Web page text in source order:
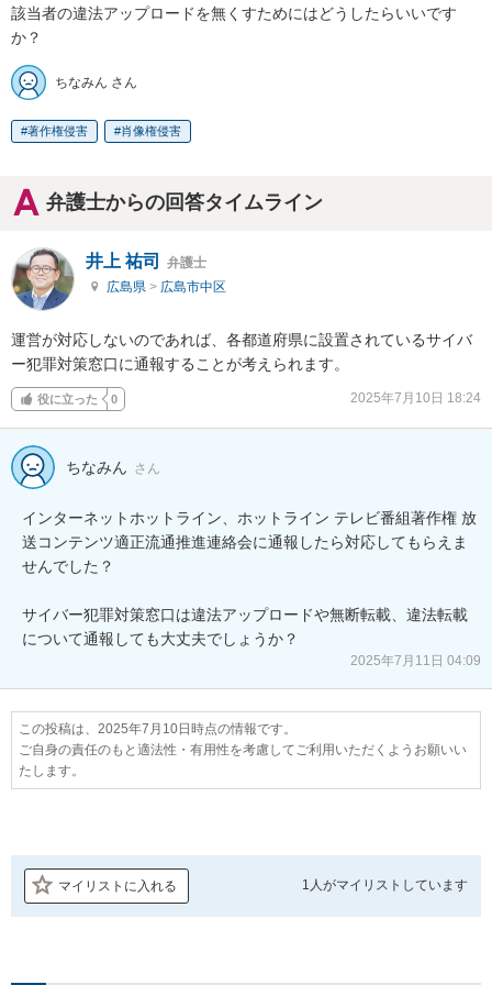
該当者の違法アップロードを無くすためにはどうしたらいいです
か？
ちなみん さん
著作権侵害 肖像権侵害
弁護士からの回答タイムライン
井上 祐司
弁護士
広島県 > 広島市中区
運営が対応しないのであれば、各都道府県に設置されているサイバ
ー犯罪対策窓口に通報することが考えられます。
役に立った 0 2025年7月10日 18:24
ちなみん さん
インターネットホットライン、ホットライン テレビ番組著作権 放
送コンテンツ適正流通推進連絡会に通報したら対応してもらえま
せんでした？
サイバー犯罪対策窓口は違法アップロードや無断転載、違法転載
について通報しても大丈夫でしょうか？
2025年7月11日 04:09
この投稿は、2025年7月10日時点の情報です。
ご自身の責任のもと適法性・有用性を考慮してご利用いただくようお願いい
たします。
マイリストに入れる 1人がマイリストしています